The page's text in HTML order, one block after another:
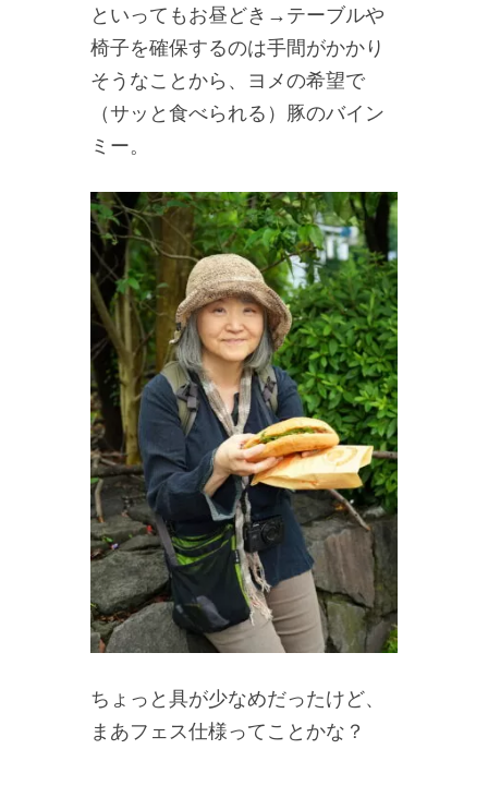
といってもお昼どき→テーブルや
椅子を確保するのは手間がかかり
そうなことから、ヨメの希望で
（サッと食べられる）豚のバイン
ミー。
ちょっと具が少なめだったけど、
まあフェス仕様ってことかな？